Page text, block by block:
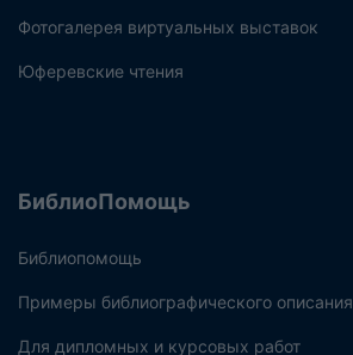
Фотогалерея виртуальных выставок
Юферевские чтения
БиблиоПомощь
Библиопомощь
Примеры библиографического описания
Для дипломных и курсовых работ